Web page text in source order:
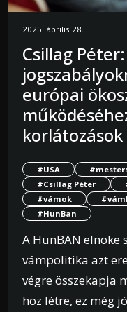
2025. április 28.
Csillag
európai
#USA
#Csillag Péter
#vámok
#HunBan
A HunBAN elnöke
vámpolitika azt
végre összekapja
hoz létre, ez még